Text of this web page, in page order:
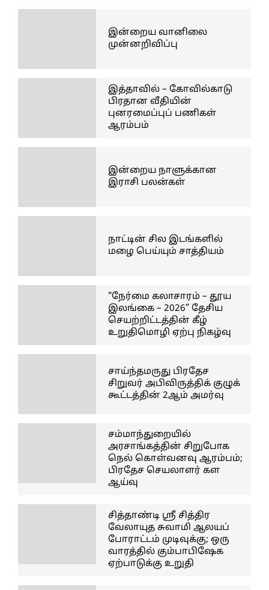
இன்றைய வானிலை
முன்னறிவிப்பு
இத்தாவில் – கோவில்காடு
பிரதான வீதியின்
புனரமைப்புப் பணிகள்
ஆரம்பம்
இன்றைய நாளுக்கான
இராசி பலன்கள்
நாட்டின் சில இடங்களில்
மழை பெய்யும் சாத்தியம்
“நேர்மை கலாசாரம் – தூய
இலங்கை – 2026” தேசிய
செயற்றிட்டத்தின் கீழ்
உறுதிமொழி ஏற்பு நிகழ்வு
சாய்ந்தமருது பிரதேச
சிறுவர் அபிவிருத்திக் குழுக்
கூட்டத்தின் 2ஆம் அமர்வு
சம்மாந்துறையில்
அரசாங்கத்தின் சிறுபோக
நெல் கொள்வனவு ஆரம்பம்;
பிரதேச செயலாளர் கள
ஆய்வு
சித்தாண்டி ஸ்ரீ சித்திர
வேலாயுத சுவாமி ஆலயப்
போராட்டம் முடிவுக்கு; ஒரு
வாரத்தில் கும்பாபிஷேக
ஏற்பாடுக்கு உறுதி